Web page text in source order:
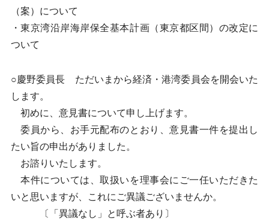
（案）について
・東京湾沿岸海岸保全基本計画（東京都区間）の改定に
ついて
○慶野委員長 ただいまから経済・港湾委員会を開会いた
します。
初めに、意見書について申し上げます。
委員から、お手元配布のとおり、意見書一件を提出し
たい旨の申出がありました。
お諮りいたします。
本件については、取扱いを理事会にご一任いただきた
いと思いますが、これにご異議ございませんか。
〔「異議なし」と呼ぶ者あり〕